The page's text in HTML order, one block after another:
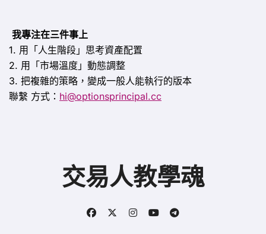
我專注在三件事上
1. 用「人生階段」思考資產配置
2. 用「市場溫度」動態調整
3. 把複雜的策略，變成一般人能執行的版本
聯繫 方式： hi@optionsprincipal.cc
交易人教學魂